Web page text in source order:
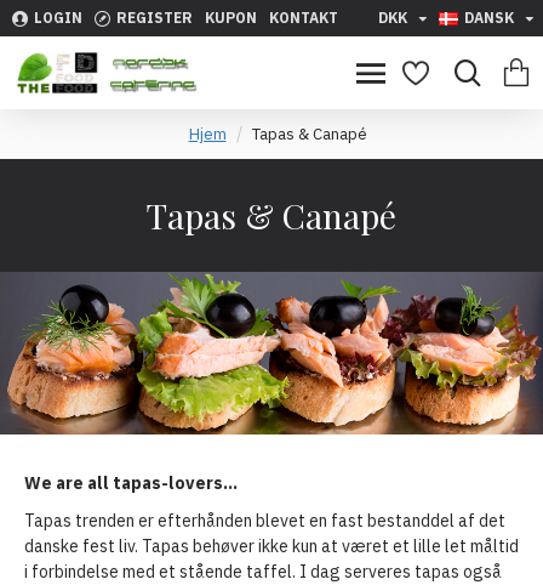
LOGIN REGISTER KUPON KONTAKT DKK DANSK
Hjem Tapas & Canapé
Tapas & Canapé
We are all tapas-lovers…
Tapas trenden er efterhånden blevet en fast bestanddel af det
danske fest liv. Tapas behøver ikke kun at været et lille let måltid
i forbindelse med et stående taffel. I dag serveres tapas også